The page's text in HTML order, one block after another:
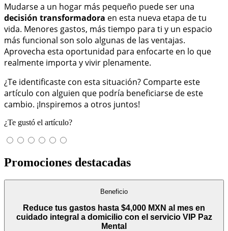
Mudarse a un hogar más pequeño puede ser una
decisión transformadora en esta nueva etapa de tu
vida. Menores gastos, más tiempo para ti y un espacio
más funcional son solo algunas de las ventajas.
Aprovecha esta oportunidad para enfocarte en lo que
realmente importa y vivir plenamente.
¿Te identificaste con esta situación? Comparte este
artículo con alguien que podría beneficiarse de este
cambio. ¡Inspiremos a otros juntos!
¿Te gustó el artículo?
Promociones destacadas
Beneficio
Reduce tus gastos hasta $4,000 MXN al mes en
cuidado integral a domicilio con el servicio VIP Paz
Mental